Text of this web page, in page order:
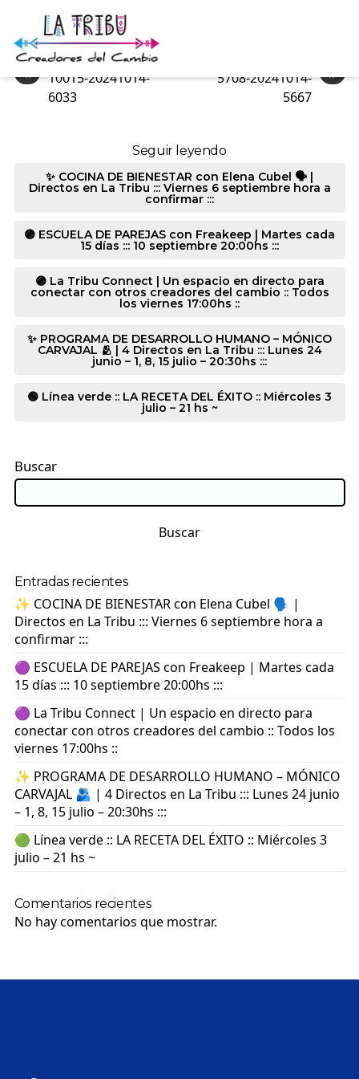
2972-20241014-7274
«
10015-20241014-
6033
»
5708-20241014-
5667
Seguir leyendo
✨ COCINA DE BIENESTAR con Elena Cubel 🗣️ |
Directos en La Tribu ::: Viernes 6 septiembre hora a
confirmar :::
🟣 ESCUELA DE PAREJAS con Freakeep | Martes cada
15 días ::: 10 septiembre 20:00hs :::
🟣 La Tribu Connect | Un espacio en directo para
conectar con otros creadores del cambio :: Todos
los viernes 17:00hs ::
✨ PROGRAMA DE DESARROLLO HUMANO – MÓNICO
CARVAJAL 🫂 | 4 Directos en La Tribu ::: Lunes 24
junio – 1, 8, 15 julio – 20:30hs :::
🟢 Línea verde :: LA RECETA DEL ÉXITO :: Miércoles 3
julio – 21 hs ~
Buscar
Buscar
Entradas recientes
✨ COCINA DE BIENESTAR con Elena Cubel 🗣️ |
Directos en La Tribu ::: Viernes 6 septiembre hora a
confirmar :::
🟣 ESCUELA DE PAREJAS con Freakeep | Martes cada
15 días ::: 10 septiembre 20:00hs :::
🟣 La Tribu Connect | Un espacio en directo para
conectar con otros creadores del cambio :: Todos los
viernes 17:00hs ::
✨ PROGRAMA DE DESARROLLO HUMANO – MÓNICO
CARVAJAL 🫂 | 4 Directos en La Tribu ::: Lunes 24 junio
– 1, 8, 15 julio – 20:30hs :::
🟢 Línea verde :: LA RECETA DEL ÉXITO :: Miércoles 3
julio – 21 hs ~
Comentarios recientes
No hay comentarios que mostrar.